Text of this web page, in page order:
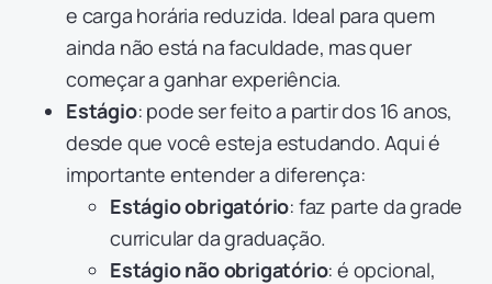
e carga horária reduzida. Ideal para quem
ainda não está na faculdade, mas quer
começar a ganhar experiência.
Estágio: pode ser feito a partir dos 16 anos,
desde que você esteja estudando. Aqui é
importante entender a diferença:
Estágio obrigatório: faz parte da grade
curricular da graduação.
Estágio não obrigatório: é opcional,